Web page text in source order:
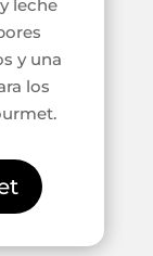
leche
y una
los